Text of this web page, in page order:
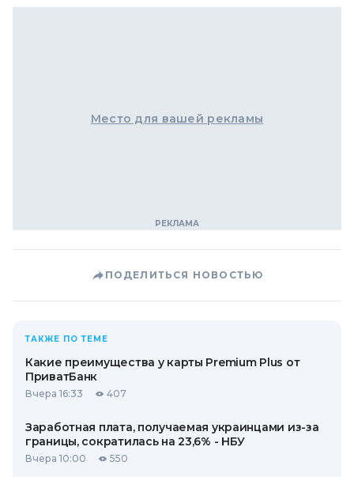
Место для вашей рекламы
ПОДЕЛИТЬСЯ НОВОСТЬЮ
ТАКЖЕ ПО ТЕМЕ
Какие преимущества у карты Premium Plus от
ПриватБанк
Вчера 16:33 407
Заработная плата, получаемая украинцами из-за
границы, сократилась на 23,6% - НБУ
Вчера 10:00 550